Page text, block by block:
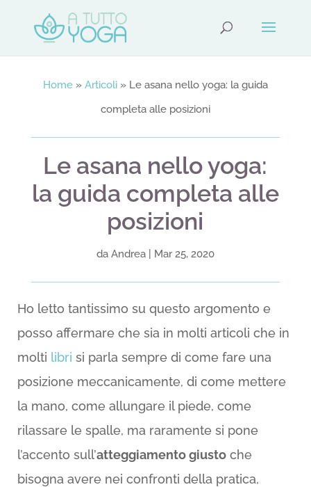
Home» Articoli» Le asana nello yoga: la guida
completa alle posizioni
Le asana nello yoga:
la guida completa alle
posizioni
da Andrea| Mar 25, 2020
Ho letto tantissimo su questo argomento e
posso affermare che sia in molti articoli che in
molti libri si parla sempre di come fare una
posizione meccanicamente, di come mettere
la mano, come allungare il piede, come
rilassare le spalle, ma raramente si pone
l’accento sull’atteggiamento giustoche
bisogna avere nei confronti della pratica,